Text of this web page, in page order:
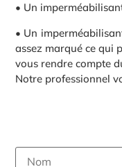
• Un
• Un
assez marqué ce qui
vous rendre compte
Notre professionnel